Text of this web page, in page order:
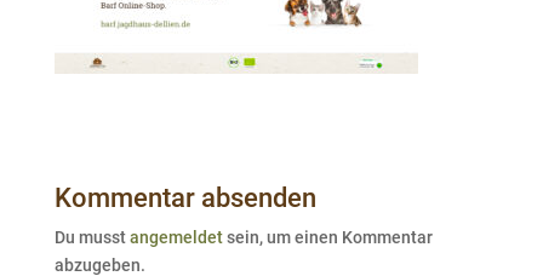
Kommentar absenden
Du musstangemeldetsein, um einen Kommentar
abzugeben.